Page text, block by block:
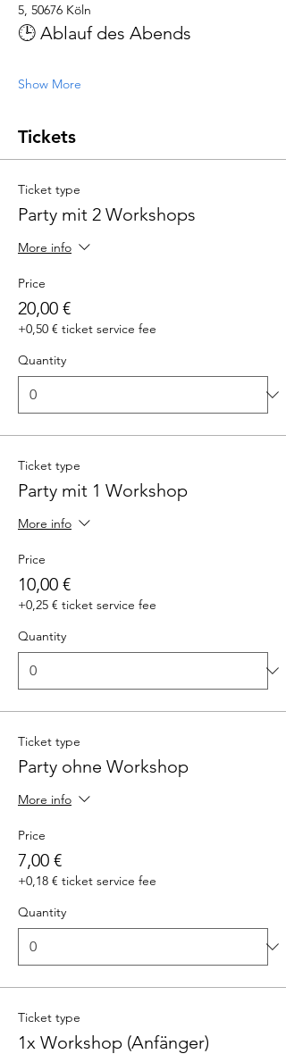
5, 50676 Köln
🕒 Ablauf des Abends
Show More
Tickets
Ticket type
Party mit 2 Workshops
More info
Price
20,00 €
+0,50 € ticket service fee
Quantity
Ticket type
Party mit 1 Workshop
More info
Price
10,00 €
+0,25 € ticket service fee
Quantity
Ticket type
Party ohne Workshop
More info
Price
7,00 €
+0,18 € ticket service fee
Quantity
Ticket type
1x Workshop (Anfänger)